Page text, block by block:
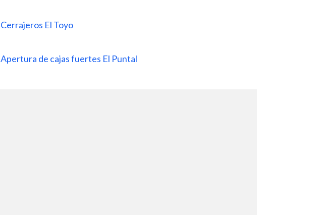
Cerrajeros El Toyo
Apertura de cajas fuertes El Puntal